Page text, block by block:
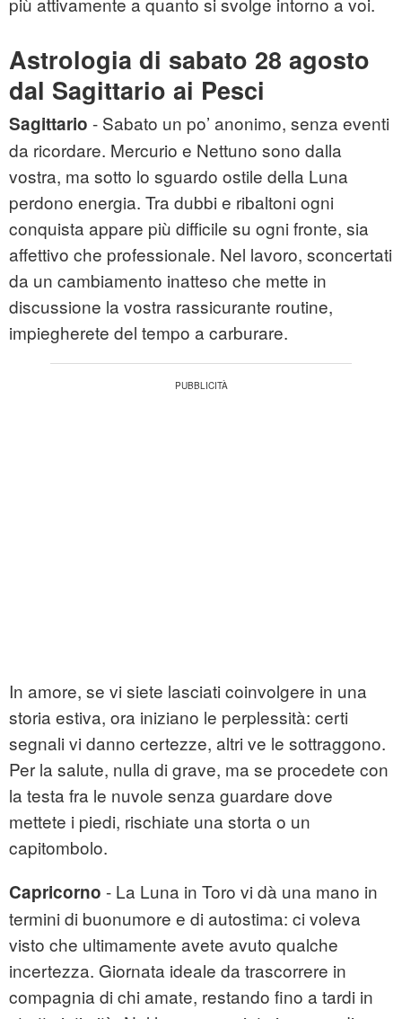
Astrologia di sabato 28 agosto
dal Sagittario ai Pesci
Sagittario - Sabato un po’ anonimo, senza eventi
da ricordare. Mercurio e Nettuno sono dalla
vostra, ma sotto lo sguardo ostile della Luna
perdono energia. Tra dubbi e ribaltoni ogni
conquista appare più difficile su ogni fronte, sia
affettivo che professionale. Nel lavoro, sconcertati
da un cambiamento inatteso che mette in
discussione la vostra rassicurante routine,
impiegherete del tempo a carburare.
In amore, se vi siete lasciati coinvolgere in una
storia estiva, ora iniziano le perplessità: certi
segnali vi danno certezze, altri ve le sottraggono.
Per la salute, nulla di grave, ma se procedete con
la testa fra le nuvole senza guardare dove
mettete i piedi, rischiate una storta o un
capitombolo.
Capricorno - La Luna in Toro vi dà una mano in
termini di buonumore e di autostima: ci voleva
visto che ultimamente avete avuto qualche
incertezza. Giornata ideale da trascorrere in
compagnia di chi amate, restando fino a tardi in